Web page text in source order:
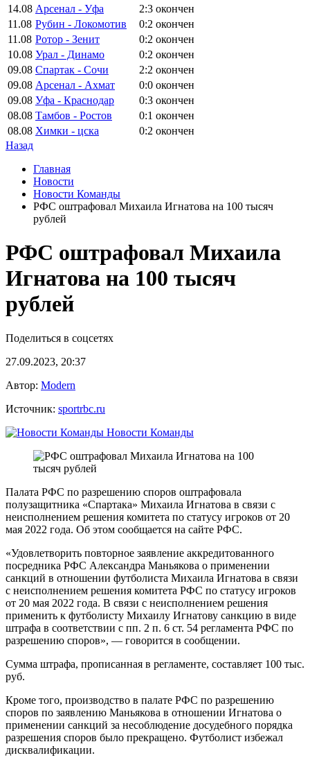
14.08 Арсенал - Уфа 2:3 окончен
11.08 Рубин - Локомотив 0:2 окончен
11.08 Ротор - Зенит 0:2 окончен
10.08 Урал - Динамо 0:2 окончен
09.08 Спартак - Сочи 2:2 окончен
09.08 Арсенал - Ахмат 0:0 окончен
09.08 Уфа - Краснодар 0:3 окончен
08.08 Тамбов - Ростов 0:1 окончен
08.08 Химки - цска 0:2 окончен
Назад
Главная
Новости
Новости Команды
РФС оштрафовал Михаила Игнатова на 100 тысяч
рублей
РФС оштрафовал Михаила
Игнатова на 100 тысяч
рублей
Поделиться в соцсетях
27.09.2023, 20:37
Автор: Modern
Источник: sportrbc.ru
Новости Команды
Палата РФС по разрешению споров оштрафовала
полузащитника «Спартака» Михаила Игнатова в связи с
неисполнением решения комитета по статусу игроков от 20
мая 2022 года. Об этом сообщается на сайте РФС.
«Удовлетворить повторное заявление аккредитованного
посредника РФС Александра Маньякова о применении
санкций в отношении футболиста Михаила Игнатова в связи
с неисполнением решения комитета РФС по статусу игроков
от 20 мая 2022 года. В связи с неисполнением решения
применить к футболисту Михаилу Игнатову санкцию в виде
штрафа в соответствии с пп. 2 п. 6 ст. 54 регламента РФС по
разрешению споров», — говорится в сообщении.
Сумма штрафа, прописанная в регламенте, составляет 100 тыс.
руб.
Кроме того, производство в палате РФС по разрешению
споров по заявлению Маньякова в отношении Игнатова о
применении санкций за несоблюдение досудебного порядка
разрешения споров было прекращено. Футболист избежал
дисквалификации.